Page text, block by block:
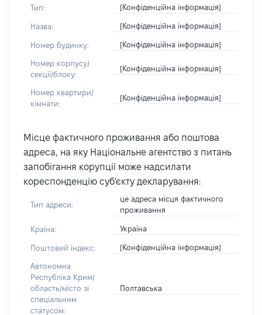
Тип: [Конфіденційна інформація]
Назва: [Конфіденційна інформація]
Номер будинку: [Конфіденційна інформація]
Номер корпусу/
секції/блоку:
[Конфіденційна інформація]
Номер квартири/
кімнати:
[Конфіденційна інформація]
Місце фактичного проживання або поштова
адреса, на яку Національне агентство з питань
запобігання корупції може надсилати
кореспонденцію суб'єкту декларування:
Тип адреси:
це адреса місця фактичного
проживання
Країна: Україна
Поштовий індекс: [Конфіденційна інформація]
Автономна
Республіка Крим/
область/місто зі
спеціальним
статусом:
Полтавська